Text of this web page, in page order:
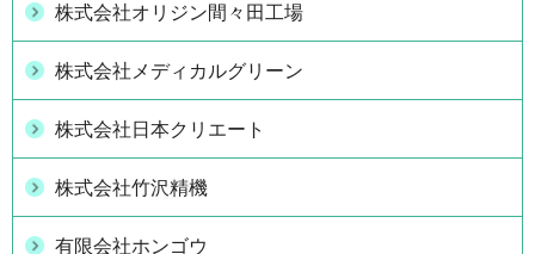
株式会社オリジン間々田工場
株式会社メディカルグリーン
株式会社日本クリエート
株式会社竹沢精機
有限会社ホンゴウ